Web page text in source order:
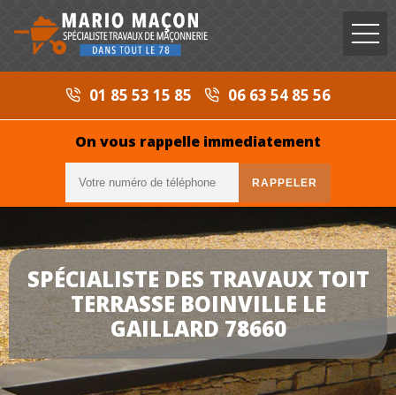
01 85 53 15 85 06 63 54 85 56
On vous rappelle immediatement
SPÉCIALISTE DES TRAVAUX TOIT
TERRASSE BOINVILLE LE
GAILLARD 78660